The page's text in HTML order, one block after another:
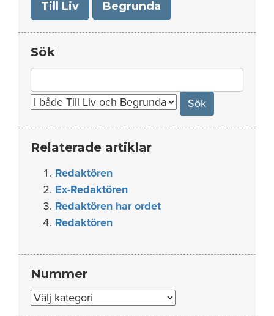
Till Liv Begrunda
Sök
for:
Relaterade artiklar
Redaktören
Ex-Redaktören
Redaktören har ordet
Redaktören
Nummer
Nummer